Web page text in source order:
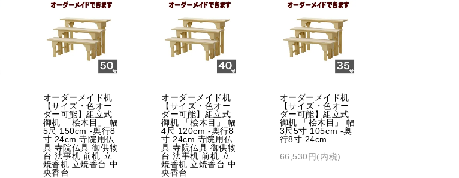
オーダーメイド机
【サイズ・色オー
ダー可能】組立式
御机 「桧木目」 幅
5尺 150cm -奥行8
寸 24cm 寺院用仏
具 寺院仏具 御供物
台 法事机 前机 立
焼香机 立焼香台 中
央香台
オーダーメイド机
【サイズ・色オー
ダー可能】組立式
御机 「桧木目」 幅
4尺 120cm -奥行8
寸 24cm 寺院用仏
具 寺院仏具 御供物
台 法事机 前机 立
焼香机 立焼香台 中
央香台
オーダーメイド机
【サイズ・色オー
ダー可能】組立式
御机 「桧木目」 幅
3尺5寸 105cm -奥
行8寸 24cm
66,530円(内税)